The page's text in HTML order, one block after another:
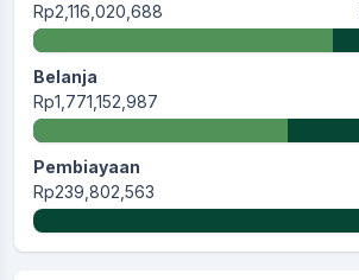
Rp2,116,020,688
Belanja
Rp1,771,152,987
Pembiayaan
Rp239,802,563